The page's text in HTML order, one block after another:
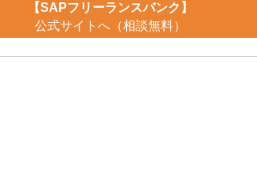
【SAPフリーランスバンク】
公式サイトへ（相談無料）